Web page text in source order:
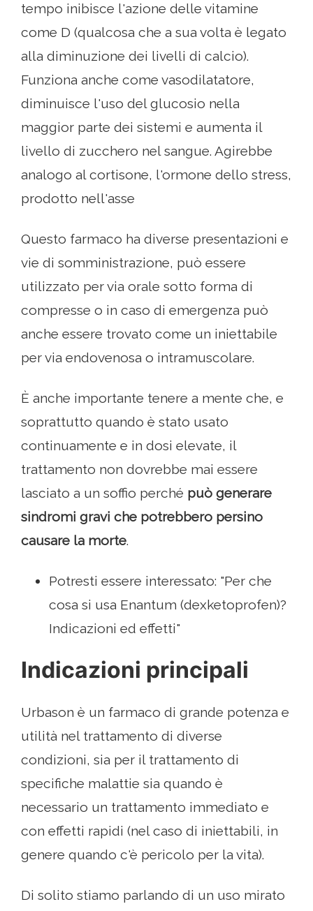
tempo inibisce l'azione delle vitamine
come D (qualcosa che a sua volta è legato
alla diminuzione dei livelli di calcio).
Funziona anche come vasodilatatore,
diminuisce l'uso del glucosio nella
maggior parte dei sistemi e aumenta il
livello di zucchero nel sangue. Agirebbe
analogo al cortisone, l'ormone dello stress,
prodotto nell'asse
Questo farmaco ha diverse presentazioni e
vie di somministrazione, può essere
utilizzato per via orale sotto forma di
compresse o in caso di emergenza può
anche essere trovato come un iniettabile
per via endovenosa o intramuscolare.
È anche importante tenere a mente che, e
soprattutto quando è stato usato
continuamente e in dosi elevate, il
trattamento non dovrebbe mai essere
lasciato a un soffio perché può generare
sindromi gravi che potrebbero persino
causare la morte.
Potresti essere interessato: "Per che
cosa si usa Enantum (dexketoprofen)?
Indicazioni ed effetti"
Indicazioni principali
Urbason è un farmaco di grande potenza e
utilità nel trattamento di diverse
condizioni, sia per il trattamento di
specifiche malattie sia quando è
necessario un trattamento immediato e
con effetti rapidi (nel caso di iniettabili, in
genere quando c'è pericolo per la vita).
Di solito stiamo parlando di un uso mirato